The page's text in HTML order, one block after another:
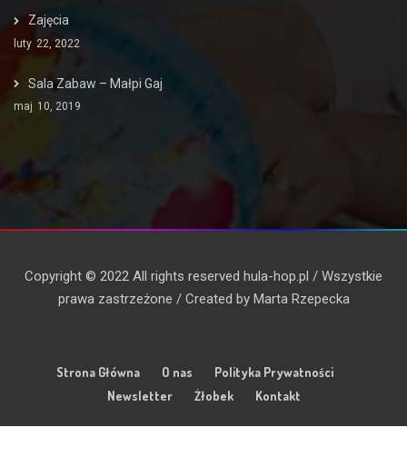
Zajęcia
luty 22, 2022
Sala Zabaw – Małpi Gaj
maj 10, 2019
Copyright © 2022 All rights reserved hula-hop.pl / Wszystkie
prawa zastrzeżone / Created by Marta Rzepecka
Strona Główna O nas
Polityka Prywatności
Newsletter
Żłobek Kontakt